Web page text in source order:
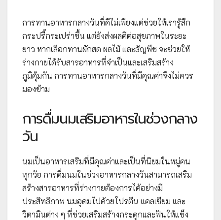
การทานอาหารกลางวันที่ดีไม่เพียงแต่ช่วยให้เรารู้สึก
กระปรี้กระเปร่าขึ้น แต่ยังส่งผลดีต่อสุขภาพในระยะ
ยาว หากเลือกทานผักสด ผลไม้ และธัญพืช จะช่วยให้
ร่างกายได้รับสารอาหารที่จำเป็นและเสริมสร้าง
ภูมิคุ้มกัน การทานอาหารกลางวันที่มีคุณค่าจึงไม่ควร
มองข้าม
การดื่มนมเสริมอาหารในช่วงกลาง
วัน
นมเป็นอาหารเสริมที่มีคุณค่าและเป็นที่นิยมในหมู่คน
ทุกวัย การดื่มนมในช่วงอาหารกลางวันสามารถเสริม
สร้างสารอาหารที่ร่างกายต้องการได้อย่างมี
ประสิทธิภาพ นมอุดมไปด้วยโปรตีน แคลเซียม และ
วิตามินต่าง ๆ ที่ช่วยเสริมสร้างกระดูกและฟันให้แข็ง